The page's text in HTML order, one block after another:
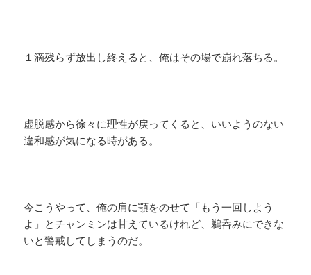
１滴残らず放出し終えると、俺はその場で崩れ落ちる。
虚脱感から徐々に理性が戻ってくると、いいようのない
違和感が気になる時がある。
今こうやって、俺の肩に顎をのせて「もう一回しよう
よ」とチャンミンは甘えているけれど、鵜呑みにできな
いと警戒してしまうのだ。